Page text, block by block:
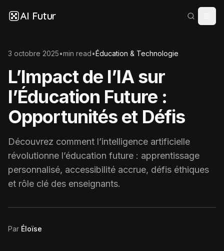
AI Futur
3 octobre 2025•min read•Éducation & Technologie
L’Impact de l’IA sur
l’Éducation Future :
Opportunités et Défis
Découvrez comment l’intelligence artificielle
révolutionne l’éducation future : apprentissage
personnalisé, accessibilité accrue, défis éthiques
et rôle clé des enseignants.
Par Éloïse